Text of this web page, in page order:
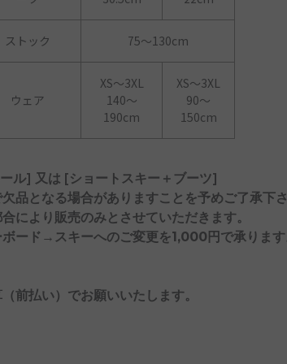
ストック 75～130cm
ウェア
XS～3XL
140〜
190cm
XS～3XL
90〜
150cm
ル] 又は [ショートスキー＋ブーツ]
品となる場合がありますことを予めご了承下さ
により 販売のみとさせていただきます。
ード→スキーへのご変更を1,000円 で承ります
前払い）でお願いいたします。